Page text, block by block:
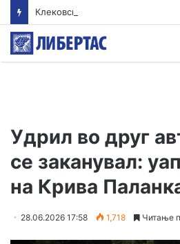
Удрил во друг
се заканувал:
на Крива
28.06.2026 17:58 1,718 Читање